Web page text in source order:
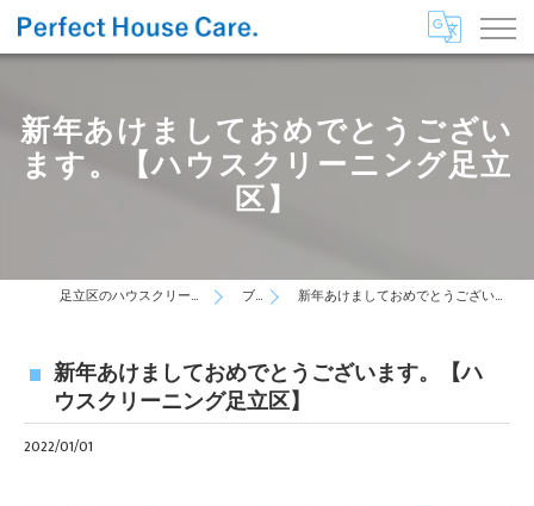
新年あけましておめでとうござい
ます。【ハウスクリーニング足立
区】
足立区のハウスクリーニングはPerfect House Care ブログ 新年あけましておめでとうございます。【ハウスクリーニング足立区】
新年あけましておめでとうございます。【ハ
ウスクリーニング足立区】
2022/01/01